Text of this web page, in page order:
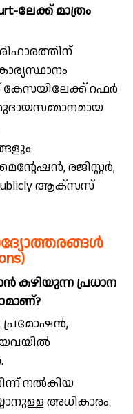
ലേക്ക് മാത്രം
റഫർ
രജിസ്റ്റർ,
publicly ആക്‌സസ്
കഴിയുന്ന പ്രധാന
പ്രമോഷൻ,
നൽകിയ
അധികാരം.